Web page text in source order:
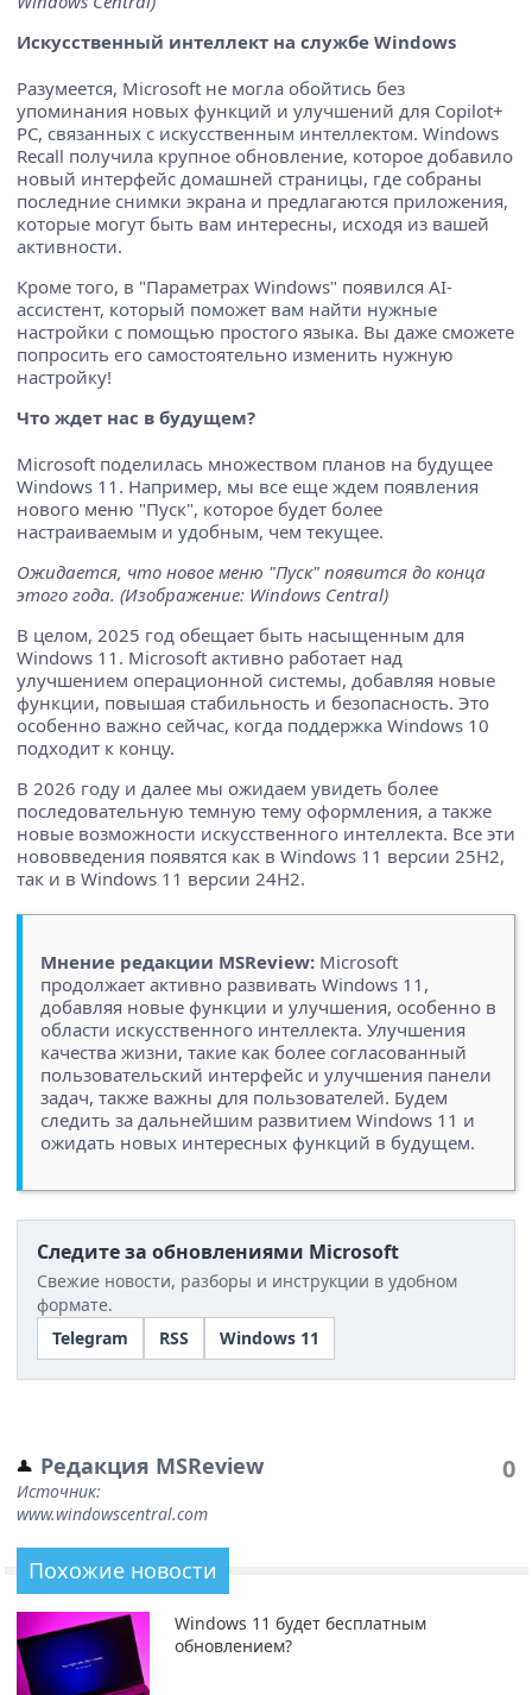
Искусственный интеллект на службе Windows
Разумеется, Microsoft не могла обойтись без
упоминания новых функций и улучшений для Copilot+
PC, связанных с искусственным интеллектом. Windows
Recall получила крупное обновление, которое добавило
новый интерфейс домашней страницы, где собраны
последние снимки экрана и предлагаются приложения,
которые могут быть вам интересны, исходя из вашей
активности.
Кроме того, в "Параметрах Windows" появился AI-
ассистент, который поможет вам найти нужные
настройки с помощью простого языка. Вы даже сможете
попросить его самостоятельно изменить нужную
настройку!
Что ждет нас в будущем?
Microsoft поделилась множеством планов на будущее
Windows 11. Например, мы все еще ждем появления
нового меню "Пуск", которое будет более
настраиваемым и удобным, чем текущее.
Ожидается, что новое меню "Пуск" появится до конца
этого года. (Изображение: Windows Central)
В целом, 2025 год обещает быть насыщенным для
Windows 11. Microsoft активно работает над
улучшением операционной системы, добавляя новые
функции, повышая стабильность и безопасность. Это
особенно важно сейчас, когда поддержка Windows 10
подходит к концу.
В 2026 году и далее мы ожидаем увидеть более
последовательную темную тему оформления, а также
новые возможности искусственного интеллекта. Все эти
нововведения появятся как в Windows 11 версии 25H2,
так и в Windows 11 версии 24H2.
Мнение редакции MSReview: Microsoft
продолжает активно развивать Windows 11,
добавляя новые функции и улучшения, особенно в
области искусственного интеллекта. Улучшения
качества жизни, такие как более согласованный
пользовательский интерфейс и улучшения панели
задач, также важны для пользователей. Будем
следить за дальнейшим развитием Windows 11 и
ожидать новых интересных функций в будущем.
Следите за обновлениями Microsoft
Свежие новости, разборы и инструкции в удобном
формате.
Telegram
RSS Windows 11
Редакция MSReview
Источник:
www.windowscentral.com
0
Похожие новости
Windows 11 будет бесплатным
обновлением?